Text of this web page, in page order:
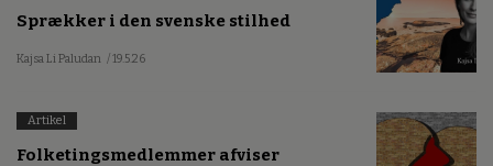
Sprækker i den svenske stilhed
Kajsa Li Paludan / 19.5.26
Artikel
Folketingsmedlemmer afviser